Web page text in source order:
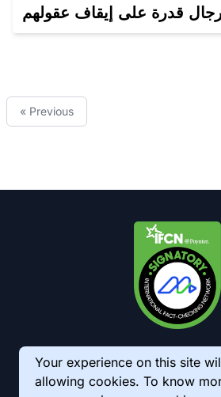
قدرة على إيقاف عقولهم
« Previous
Your experience on this site
allowing cookies. To know